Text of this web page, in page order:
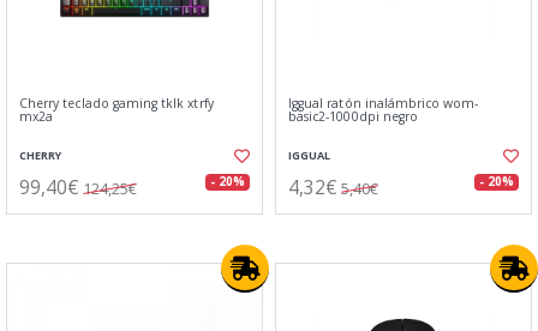
Cherry teclado gaming tklk xtrfy
mx2a
CHERRY
99,40€ 124,25€ - 20%
Iggual ratón inalámbrico wom-
basic2-1000dpi negro
IGGUAL
4,32€ 5,40€ - 20%